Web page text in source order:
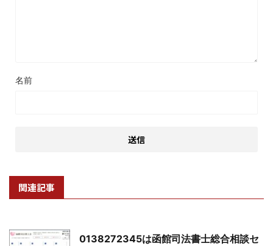
名前
関連記事
0138272345は函館司法書士総合相談セ